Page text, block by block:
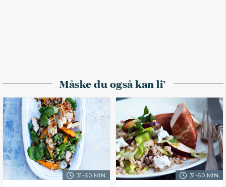
Måske du også kan li'
31-60 MIN. 31-60 MIN.